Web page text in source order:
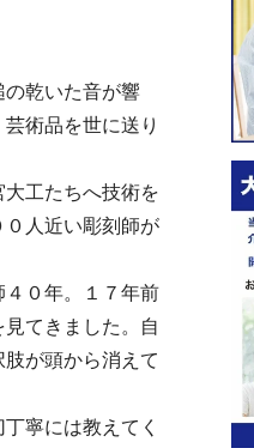
乾いた音が響
術品を世に送り
工たちへ技術を
人近い彫刻師が
０年。１７年前
てきました。自
が頭から消えて
寧には教えてく